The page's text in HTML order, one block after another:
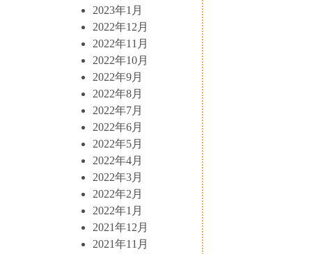
2023年1月
2022年12月
2022年11月
2022年10月
2022年9月
2022年8月
2022年7月
2022年6月
2022年5月
2022年4月
2022年3月
2022年2月
2022年1月
2021年12月
2021年11月